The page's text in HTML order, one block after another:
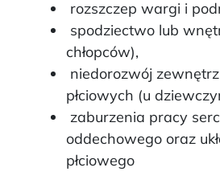
rozszczep wargi i
spodziectwo lub
chłopców),
niedorozwój
płciowych (u
zaburzenia pracy
oddechowego oraz
płciowego